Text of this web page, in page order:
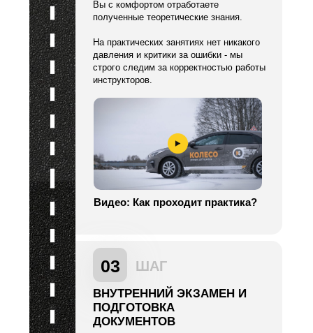
Вы с комфортом отработаете
полученные теоретические знания.
На практических занятиях нет никакого
давления и критики за ошибки - мы
строго следим за корректностью работы
инструкторов.
ВНУТРЕННИЙ ЭКЗАМЕН И
ПОДГОТОВКА
ДОКУМЕНТОВ
ШАГ
Видео: Как проходит практика?
03